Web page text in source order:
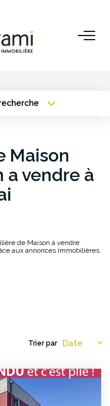
?
min
Plus de critères
Maison
a vendre à
de Maison à vendre
aux annonces immobilières
Trier par